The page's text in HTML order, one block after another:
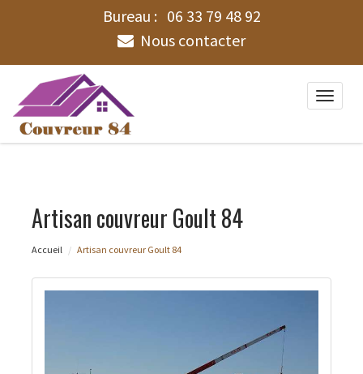
Bureau : 06 33 79 48 92
Nous contacter
Toggle
Artisan couvreur Goult 84
Accueil Artisan couvreur Goult 84